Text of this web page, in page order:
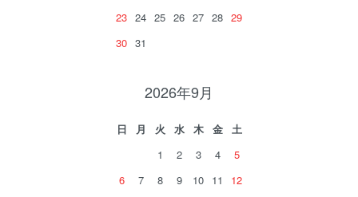
23 24 25 26 27 28 29
30 31
2026年9月
日 月 火 水 木 金
土
1
2 3 4
5
6
7 8 9 10 11
12